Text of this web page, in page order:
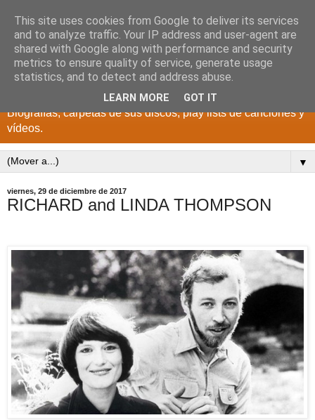
DISCOS PARA EL
RECUERDO
CANTANTES Y GRUPOS DE LOS AÑOS 1950 a 2022.
Biografías, carpetas de sus discos, play lists de canciones y
vídeos.
▼
viernes, 29 de diciembre de 2017
RICHARD and LINDA THOMPSON
This site uses cookies from Google to deliver its services
and to analyze traffic. Your IP address and user-agent are
shared with Google along with performance and security
metrics to ensure quality of service, generate usage
statistics, and to detect and address abuse.
LEARN MORE GOT IT